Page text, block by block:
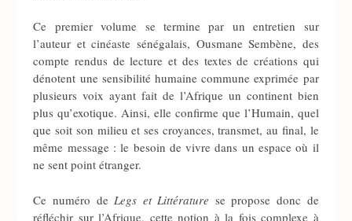
Ce premier volume se termine par un entretien sur
l’auteur et cinéaste sénégalais, Ousmane Sembène, des
compte rendus de lecture et des textes de créations qui
dénotent une sensibilité humaine commune exprimée par
plusieurs voix ayant fait de l’Afrique un continent bien
plus qu’exotique. Ainsi, elle confirme que l’Humain, quel
que soit son milieu et ses croyances, transmet, au final, le
même message : le besoin de vivre dans un espace où il
ne sent point étranger.
Ce numéro de Legs et Littérature se propose donc de
réfléchir sur l’Afrique, cette notion à la fois complexe à